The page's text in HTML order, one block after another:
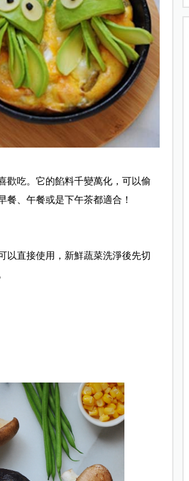
歡吃。它的餡料千變萬化，可以偷
、午餐或是下午茶都適合！
以直接使用，新鮮蔬菜洗淨後先切